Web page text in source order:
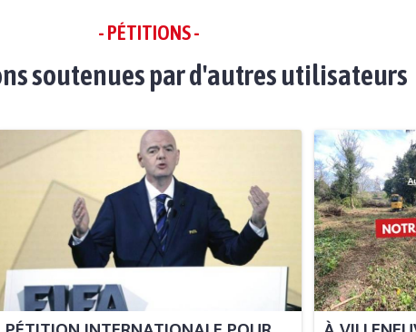
- PÉTITIONS -
soutenues par d'autres utilisateurs